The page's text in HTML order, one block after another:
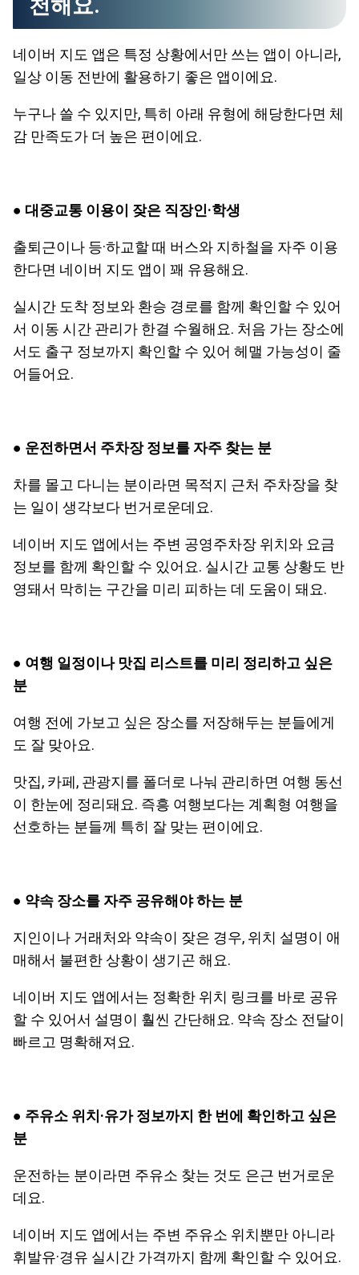
천해요.
네이버 지도 앱은 특정 상황에서만 쓰는 앱이 아니라,
일상 이동 전반에 활용하기 좋은 앱이에요.
누구나 쓸 수 있지만, 특히 아래 유형에 해당한다면 체
감 만족도가 더 높은 편이에요.
● 대중교통 이용이 잦은 직장인·학생
출퇴근이나 등·하교할 때 버스와 지하철을 자주 이용
한다면 네이버 지도 앱이 꽤 유용해요.
실시간 도착 정보와 환승 경로를 함께 확인할 수 있어
서 이동 시간 관리가 한결 수월해요. 처음 가는 장소에
서도 출구 정보까지 확인할 수 있어 헤맬 가능성이 줄
어들어요.
● 운전하면서 주차장 정보를 자주 찾는 분
차를 몰고 다니는 분이라면 목적지 근처 주차장을 찾
는 일이 생각보다 번거로운데요.
네이버 지도 앱에서는 주변 공영주차장 위치와 요금
정보를 함께 확인할 수 있어요. 실시간 교통 상황도 반
영돼서 막히는 구간을 미리 피하는 데 도움이 돼요.
● 여행 일정이나 맛집 리스트를 미리 정리하고 싶은
분
여행 전에 가보고 싶은 장소를 저장해두는 분들에게
도 잘 맞아요.
맛집, 카페, 관광지를 폴더로 나눠 관리하면 여행 동선
이 한눈에 정리돼요. 즉흥 여행보다는 계획형 여행을
선호하는 분들께 특히 잘 맞는 편이에요.
● 약속 장소를 자주 공유해야 하는 분
지인이나 거래처와 약속이 잦은 경우, 위치 설명이 애
매해서 불편한 상황이 생기곤 해요.
네이버 지도 앱에서는 정확한 위치 링크를 바로 공유
할 수 있어서 설명이 훨씬 간단해요. 약속 장소 전달이
빠르고 명확해져요.
● 주유소 위치·유가 정보까지 한 번에 확인하고 싶은
분
운전하는 분이라면 주유소 찾는 것도 은근 번거로운
데요.
네이버 지도 앱에서는 주변 주유소 위치뿐만 아니라
휘발유·경유 실시간 가격까지 함께 확인할 수 있어요.